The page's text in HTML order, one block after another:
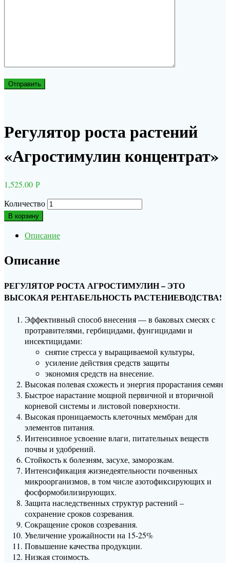
Регулятор роста растений
«Агростимулин концентрат»
1,525.00 Р
Количество
В корзину
Описание
Описание
РЕГУЛЯТОР РОСТА АГРОСТИМУЛИН – ЭТО
ВЫСОКАЯ РЕНТАБЕЛЬНОСТЬ РАСТЕНИЕВОДСТВА!
Эффективный способ внесения — в баковых смесях с
протравителями, гербицидами, фунгицидами и
инсектицидами:
снятие стресса у выращиваемой культуры,
усиление действия средств защиты
экономия средств на внесение.
Высокая полевая схожесть и энергия прорастания семян
Быстрое нарастание мощной первичной и вторичной
корневой системы и листовой поверхности.
Высокая проницаемость клеточных мембран для
элементов питания.
Интенсивное усвоение влаги, питательных веществ
почвы и удобрений.
Стойкость к болезням, засухе, заморозкам.
Интенсификация жизнедеятельности почвенных
микроорганизмов, в том числе азотофиксирующих и
фосформобилизирующих.
Защита наследственных структур растений –
сохранение сроков созревания.
Сокращение сроков созревания.
Увеличение урожайности на 15-25%
Повышение качества продукции.
Низкая стоимость.